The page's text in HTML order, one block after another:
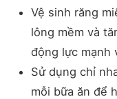
Vệ sinh răng
lông mềm và
động lực mạnh
Sử dụng chỉ
mỗi bữa ăn để